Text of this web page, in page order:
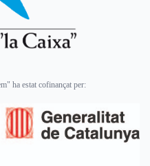
ha estat cofinançat per: